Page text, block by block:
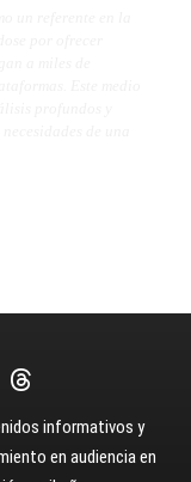
informativos y
en audiencia en